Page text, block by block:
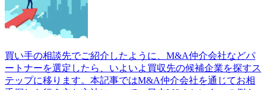
買い手の相談先でご紹介したように、M&A仲介会社などパ
ートナーを選定したら、いよいよ買収先の候補企業を探すス
テップに移ります。本記事ではM&A仲介会社を通じてお相